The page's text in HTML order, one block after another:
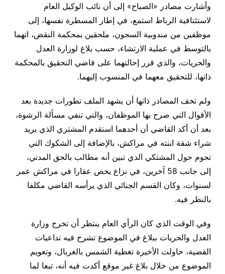
وأشارت مصادر «الصباح» إلى أن نائب الوكيل العام
لاستئنافية الرباط استمع، في إطار المسطرة نفسها، إلى
موظفين من مندوبية السجون، ملحقين بمحكمة النقض، اتهما
بالتوسط في عملية الارتشاء، حسب بلاغ لوزارة العدل
والحريات، والذي قرر إحالتهما على قاضي التحقيق بالمحكمة
ذاتها، للتحقيق معهما في المنسوب إليهما.
ولم تخف المصادر ذاتها أن يشهد الملف تطورات جديدة بعد
الأقوال التي صرح بها الموظفان، والتي تنفي مسألة الرشوة،
بعد أن أكد القاضي أن أحدهما استقدم المشتري الذي يريد
شراء شقة ابنته في مراكش، بالإضافة إلى الشكوك التي
تحوم حول المشتكي الذي تبين أنه مطالب بالحق المدني،
إلى جانب 58 آخرين، في نزاع يخص عقارا في مراكش عمر
لسنوات، وكان القسم الجنائي الذي يرأسه القاضي مكلفا
بالنظر فيه.
وفي الوقت الذي كان الرأي العام ينتظر أن تخرج وزارة
العدل والحريات ببلاغ في الموضوع تشرح فيه تداعيات
القضية، حاولت الأخيرة تغطية الشمس بالغربال، وتعويم
الموضوع من خلال بلاغ غير موقع أكدت فيه أنه، تبعا لما